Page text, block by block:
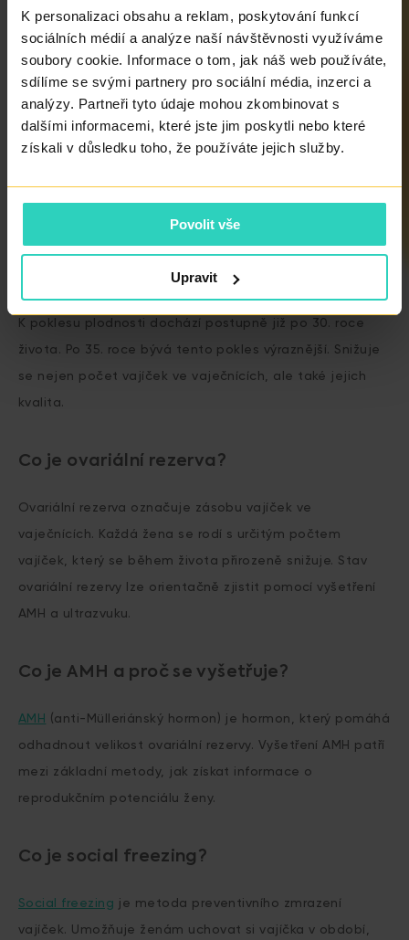
K personalizaci obsahu a reklam, poskytování funkcí
sociálních médií a analýze naší návštěvnosti využíváme
soubory cookie. Informace o tom, jak náš web používáte,
sdílíme se svými partnery pro sociální média, inzerci a
analýzy. Partneři tyto údaje mohou zkombinovat s
dalšími informacemi, které jste jim poskytli nebo které
získali v důsledku toho, že používáte jejich služby.
Povolit vše
Upravit
ZJISTĚTE, JAKÉ
MOŽNOSTI NABÍZÍ
MODERNÍ
REPRODUKČNÍ
MEDICÍNA PRÁVĚ VE
VAŠÍ SITUACI.
Nejčastější otázky o plodnosti a
social freezingu
Kdy začíná plodnost ženy klesat?
K poklesu plodnosti dochází postupně již po 30. roce
života. Po 35. roce bývá tento pokles výraznější. Snižuje
se nejen počet vajíček ve vaječnících, ale také jejich
kvalita.
Co je ovariální rezerva?
Ovariální rezerva označuje zásobu vajíček ve
vaječnících. Každá žena se rodí s určitým počtem
vajíček, který se během života přirozeně snižuje. Stav
ovariální rezervy lze orientačně zjistit pomocí vyšetření
AMH a ultrazvuku.
Co je AMH a proč se vyšetřuje?
AMH (anti-Mülleriánský hormon) je hormon, který pomáhá
odhadnout velikost ovariální rezervy. Vyšetření AMH patří
mezi základní metody, jak získat informace o
reprodukčním potenciálu ženy.
Co je social freezing?
Social freezing je metoda preventivního zmrazení
vajíček. Umožňuje ženám uchovat si vajíčka v období,